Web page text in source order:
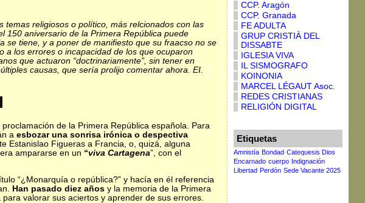
religiosos o político, más relcionados con las
150 aniversario de la Primera República puede
se tiene, y a poner de manifiesto que su fraacso no se
a los errores o incapacidad de los que ocuparon
que actuaron “doctrinariamente”, sin tener en
causas, que sería prolijo comentar ahora. EI.
I
de la Primera República española. Para
a esbozar una sonrisa irónica o despectiva
Estanislao Figueras a Francia, o, quizá, alguna
ampararse en un “viva Cartagena”, con el
“¿Monarquía o república?” y hacía en él referencia
Han pasado diez años y la memoria de la Primera
valorar sus aciertos y aprender de sus errores.
CCP. Aragón
CCP. Granada
FE ADULTA
GRUP CRISTIÀ DEL
DISSABTE
IGLESIA VIVA
IL SISMOGRAFO
KOINONIA
MARCEL LÉGAUT Asoc.
REDES CRISTIANAS
RELIGIÓN DIGITAL
Etiquetas
Amnistía Bondad Catequesis Dios
Encarnado cuerpo Indignación
Libertad Perdón Sede Vacante 2025